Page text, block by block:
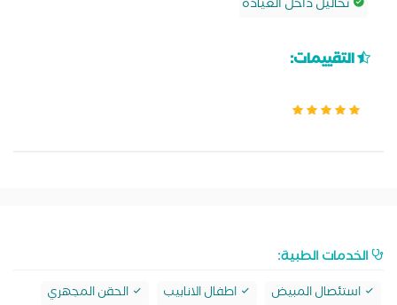
تحاليل داخل العيادة
التقييمات:
الخدمات الطبية:
استئصال المبيض اطفال الانابيب
الحقن المجهري